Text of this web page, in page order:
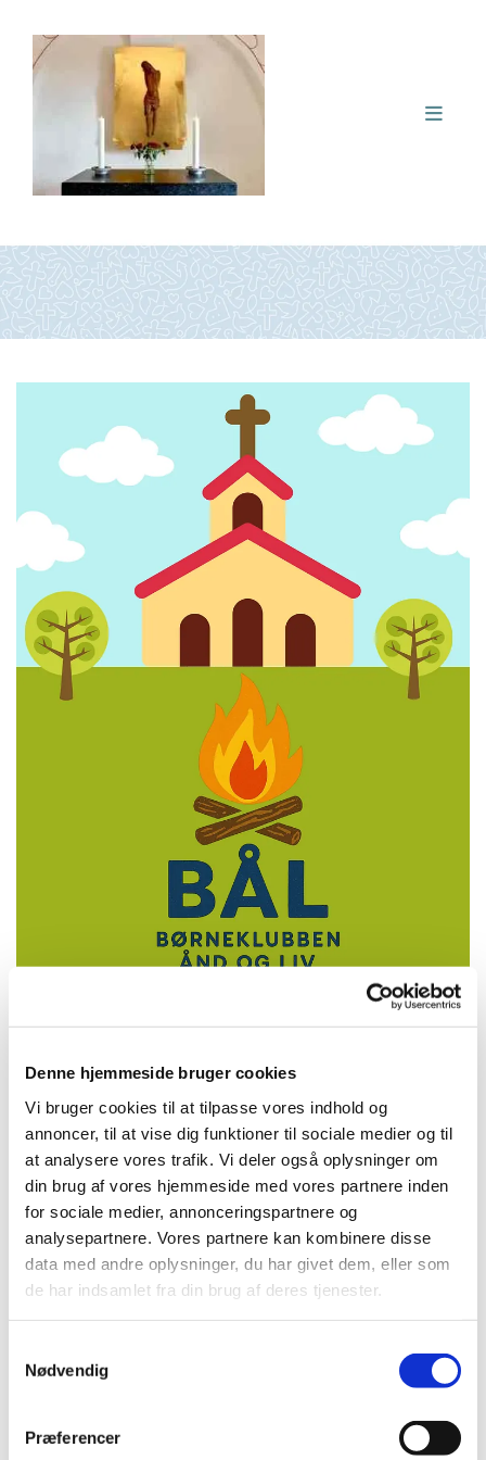
Denne hjemmeside bruger cookies
Vi bruger cookies til at tilpasse vores indhold og
annoncer, til at vise dig funktioner til sociale medier og til
at analysere vores trafik. Vi deler også oplysninger om
din brug af vores hjemmeside med vores partnere inden
for sociale medier, annonceringspartnere og
analysepartnere. Vores partnere kan kombinere disse
data med andre oplysninger, du har givet dem, eller som
de har indsamlet fra din brug af deres tjenester.
Nødvendig
Præferencer
BÅL
BÅL er en kristen børneklub i samarbejde med Them
kirke og navnet betyder: Børneklubben Ånd og Liv.
Vi ønsker at skabe en brand i børn, der giver dem lyst til
at leve et liv med kristne værdier i aktive fællesskaber.
BÅL er en børneklub, hvor fællesskab med familier er i
centrum. Vi ønsker at være et fællesskab hvor børn møder
hænderne og sige tak.
er, skabt unikke! Vi vil skabe aktiviteter og fællesskab, hvor vi